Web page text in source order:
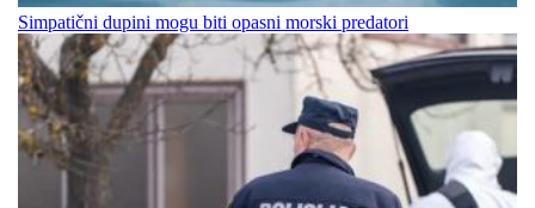
Simpatični dupini mogu biti opasni morski predatori